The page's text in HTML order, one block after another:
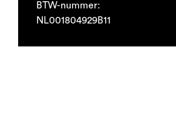
BTW-nummer:
NL001804929B11